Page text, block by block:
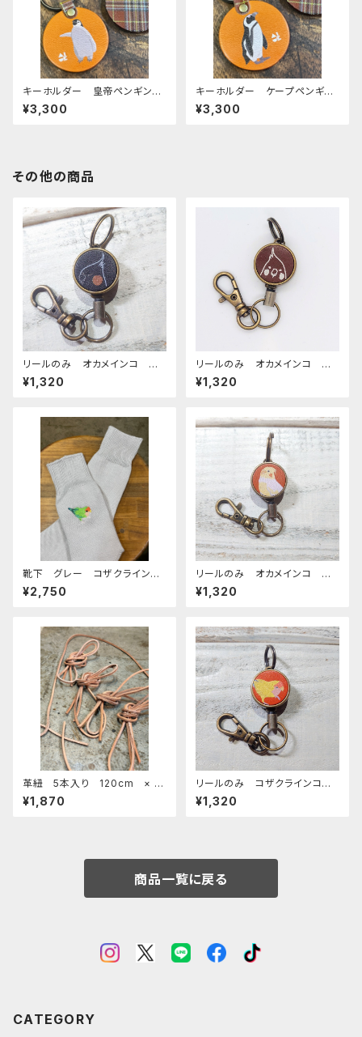
キーホルダー 皇帝ペンギン
ヒナ エンペラー ヒナペン
ペンギン CAMEL キャメル
¥3,300
キーホルダー ケープペンギ
ン ペンギン CAMEL キャメ
ル 栃木レザー
¥3,300
その他の商品
リールのみ オカメインコ 横
顔 モノトーン ブラック おか
めいんこ
¥1,320
リールのみ オカメインコ モノ
トーン ブラウン おかめいん
こ
¥1,320
靴下 グレー コザクライン
コ 日本製 刺繍 奈良の靴
下 くつした こざくらいんこ
¥2,750
リールのみ オカメインコ ル
チノー レッドブラウン おかめ
いんこ
¥1,320
革紐 5本入り 120cm × 3
mm 小鳥のおもちゃ バードト
イ
¥1,870
リールのみ コザクラインコ
イエロー レッドブラウン こざ
くらいんこ
¥1,320
商品一覧に戻る
CATEGORY